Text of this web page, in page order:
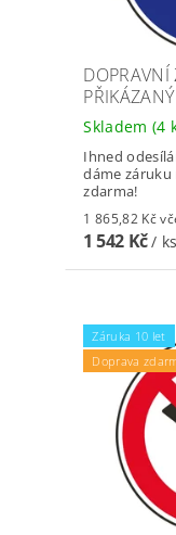
DOPRAVNÍ
Skladem (4
Ihned
dáme záruku
zdarma!
1
1 542 Kč/ ks
Záruka 10 let
Doprava